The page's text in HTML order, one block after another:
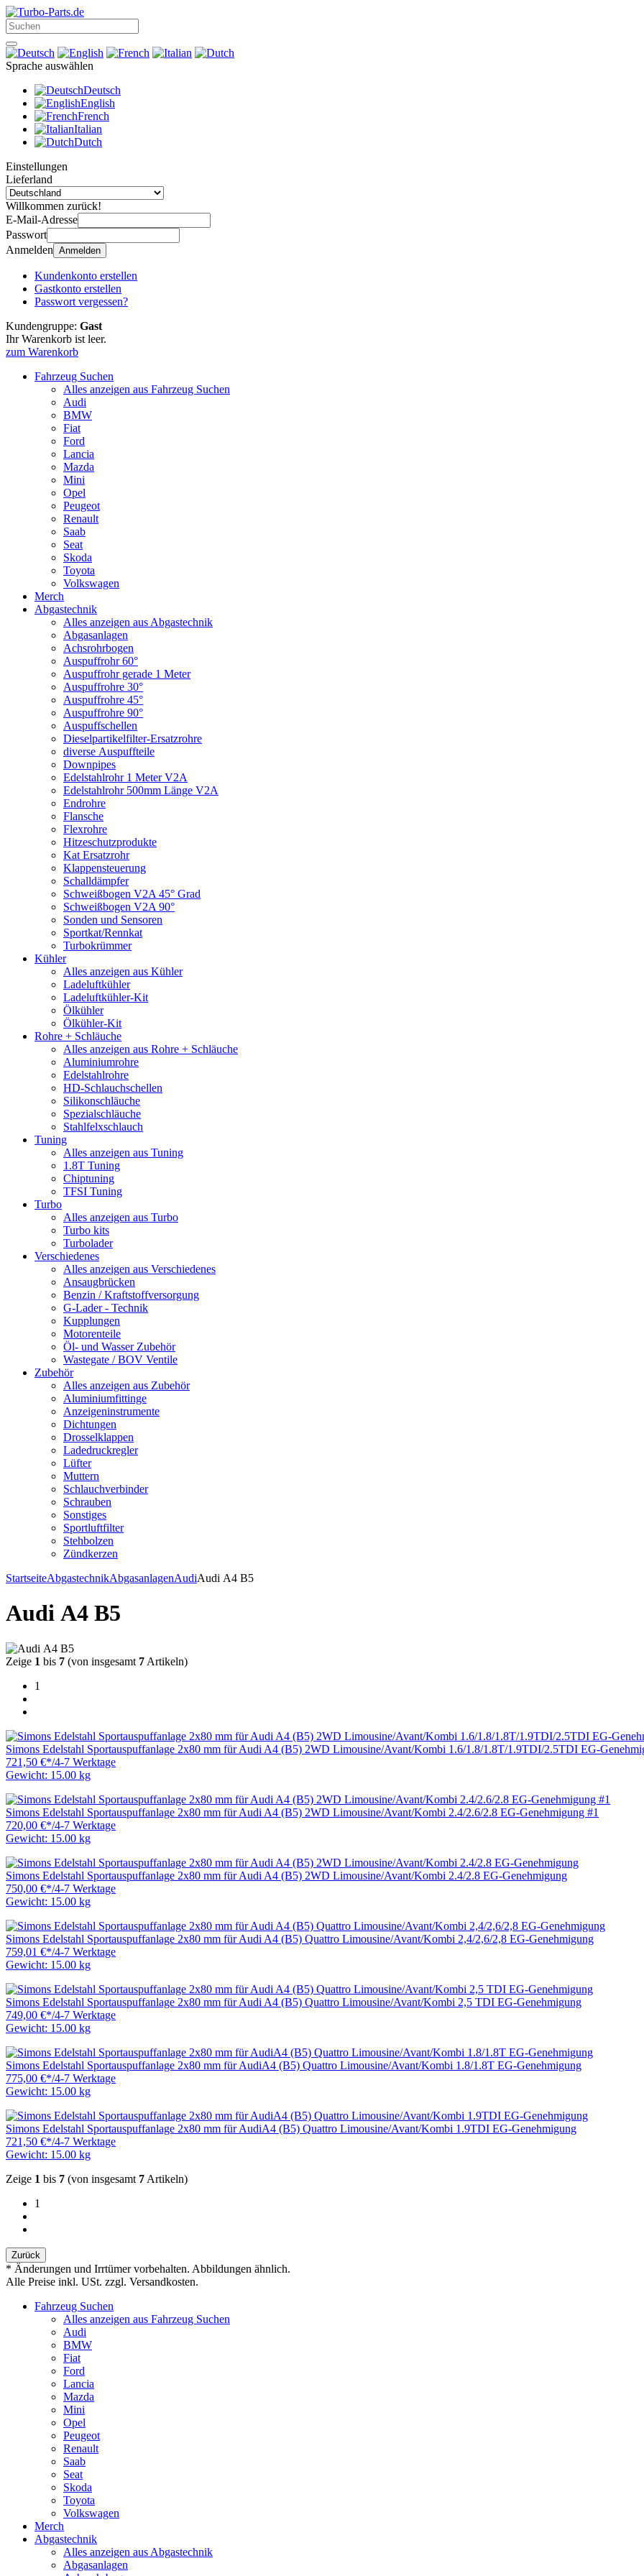
Sprache auswählen
Deutsch
English
French
Italian
Dutch
Einstellungen
Lieferland
Willkommen zurück!
E-Mail-Adresse
Passwort
Anmelden Anmelden
Kundenkonto erstellen
Gastkonto erstellen
Passwort vergessen?
Kundengruppe: Gast
Ihr Warenkorb ist leer.
zum Warenkorb
Fahrzeug Suchen
Alles anzeigen aus Fahrzeug Suchen
Audi
BMW
Fiat
Ford
Lancia
Mazda
Mini
Opel
Peugeot
Renault
Saab
Seat
Skoda
Toyota
Volkswagen
Merch
Abgastechnik
Alles anzeigen aus Abgastechnik
Abgasanlagen
Achsrohrbogen
Auspuffrohr 60°
Auspuffrohr gerade 1 Meter
Auspuffrohre 30°
Auspuffrohre 45°
Auspuffrohre 90°
Auspuffschellen
Dieselpartikelfilter-Ersatzrohre
diverse Auspuffteile
Downpipes
Edelstahlrohr 1 Meter V2A
Edelstahlrohr 500mm Länge V2A
Endrohre
Flansche
Flexrohre
Hitzeschutzprodukte
Kat Ersatzrohr
Klappensteuerung
Schalldämpfer
Schweißbogen V2A 45° Grad
Schweißbogen V2A 90°
Sonden und Sensoren
Sportkat/Rennkat
Turbokrümmer
Kühler
Alles anzeigen aus Kühler
Ladeluftkühler
Ladeluftkühler-Kit
Ölkühler
Ölkühler-Kit
Rohre + Schläuche
Alles anzeigen aus Rohre + Schläuche
Aluminiumrohre
Edelstahlrohre
HD-Schlauchschellen
Silikonschläuche
Spezialschläuche
Stahlfelxschlauch
Tuning
Alles anzeigen aus Tuning
1.8T Tuning
Chiptuning
TFSI Tuning
Turbo
Alles anzeigen aus Turbo
Turbo kits
Turbolader
Verschiedenes
Alles anzeigen aus Verschiedenes
Ansaugbrücken
Benzin / Kraftstoffversorgung
G-Lader - Technik
Kupplungen
Motorenteile
Öl- und Wasser Zubehör
Wastegate / BOV Ventile
Zubehör
Alles anzeigen aus Zubehör
Aluminiumfittinge
Anzeigeninstrumente
Dichtungen
Drosselklappen
Ladedruckregler
Lüfter
Muttern
Schlauchverbinder
Schrauben
Sonstiges
Sportluftfilter
Stehbolzen
Zündkerzen
StartseiteAbgastechnikAbgasanlagenAudiAudi A4 B5
Audi A4 B5
Zeige 1 bis 7 (von insgesamt 7 Artikeln)
1
Simons Edelstahl Sportauspuffanlage 2x80 mm für Audi A4 (B5) 2WD Limousine/Avant/Kombi 1.6/1.8/1.8T/1.9TDI/2.5TDI EG-
721,50 €*/4-7 Werktage
Gewicht: 15.00 kg
Simons Edelstahl Sportauspuffanlage 2x80 mm für Audi A4 (B5) 2WD Limousine/Avant/Kombi 2.4/2.6/2.8 EG-Genehmigung #1
720,00 €*/4-7 Werktage
Gewicht: 15.00 kg
Simons Edelstahl Sportauspuffanlage 2x80 mm für Audi A4 (B5) 2WD Limousine/Avant/Kombi 2.4/2.8 EG-Genehmigung
750,00 €*/4-7 Werktage
Gewicht: 15.00 kg
Simons Edelstahl Sportauspuffanlage 2x80 mm für Audi A4 (B5) Quattro Limousine/Avant/Kombi 2,4/2,6/2,8 EG-Genehmigung
759,01 €*/4-7 Werktage
Gewicht: 15.00 kg
Simons Edelstahl Sportauspuffanlage 2x80 mm für Audi A4 (B5) Quattro Limousine/Avant/Kombi 2,5 TDI EG-Genehmigung
749,00 €*/4-7 Werktage
Gewicht: 15.00 kg
Simons Edelstahl Sportauspuffanlage 2x80 mm für AudiA4 (B5) Quattro Limousine/Avant/Kombi 1.8/1.8T EG-Genehmigung
775,00 €*/4-7 Werktage
Gewicht: 15.00 kg
Simons Edelstahl Sportauspuffanlage 2x80 mm für AudiA4 (B5) Quattro Limousine/Avant/Kombi 1.9TDI EG-Genehmigung
721,50 €*/4-7 Werktage
Gewicht: 15.00 kg
Zeige 1 bis 7 (von insgesamt 7 Artikeln)
1
Zurück
* Änderungen und Irrtümer vorbehalten. Abbildungen ähnlich.
Alle Preise inkl. USt. zzgl. Versandkosten.
Fahrzeug Suchen
Alles anzeigen aus Fahrzeug Suchen
Audi
BMW
Fiat
Ford
Lancia
Mazda
Mini
Opel
Peugeot
Renault
Saab
Seat
Skoda
Toyota
Volkswagen
Merch
Abgastechnik
Alles anzeigen aus Abgastechnik
Abgasanlagen